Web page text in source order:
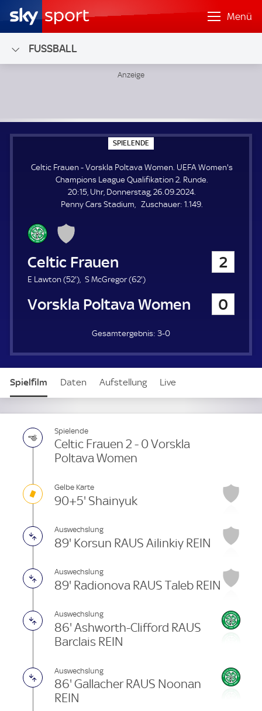
Menü
FUSSBALL
SPIELENDE
P
E
L
E
N
E
Celtic Frauen - Vorskla Poltava Women. UEFA Women's
Champions League Qualifikation 2. Runde.
20:15, Uhr, Donnerstag, 26.09.2024.
Penny Cars Stadium
Zuschauer: Z
r
1.149.
Celtic Frauen 2
E Lawton (52'5
.
) S McGregor (62'6
.
n
)
Vorskla Poltava Women 0
3-0
Spielfilm Daten Aufstellung Live
Spielende
Celtic Frauen 2 - 0 Vorskla
Poltava Women
Gelbe Karte
90+5' Shainyuk
Auswechslung
89' Korsun RAUS Ailinkiy REIN
Auswechslung
89' Radionova RAUS Taleb REIN
Auswechslung
86' Ashworth-Clifford RAUS
Barclais REIN
Auswechslung
86' Gallacher RAUS Noonan
REIN